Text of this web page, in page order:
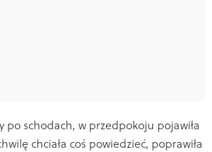
po schodach, w przedpokoju pojawiła
chciała coś powiedzieć, poprawiła